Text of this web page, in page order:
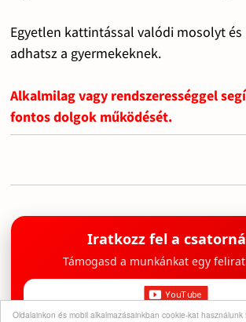
Oldalainkon és mobil alkalmazásainkban cookie-kat
Egyetlen kattintással valódi mosolyt
adhatsz a gyermekeknek.
Alkalmilag vagy rendszerességgel
fontos dolgok működését.
Iratkozz fel a
Támogasd a munkánkat egy